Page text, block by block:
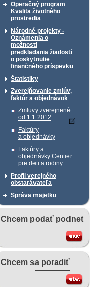
Operačný program
Kvalita životného
prostredia
Národné projekty -
Oznámenia o
možnosti
predkladania žiadostí
o poskytnutie
finančného príspevku
Štatistiky
Zverejňovanie zmlúv,
faktúr a objednávok
Zmluvy zverejnené
od 1.1.2012
Faktúry
a objednávky
Faktúry a
objednávky Centier
pre deti a rodiny
Profil verejného
obstarávateľa
Správa majetku
Chcem podať podnet
Chcem sa poradiť